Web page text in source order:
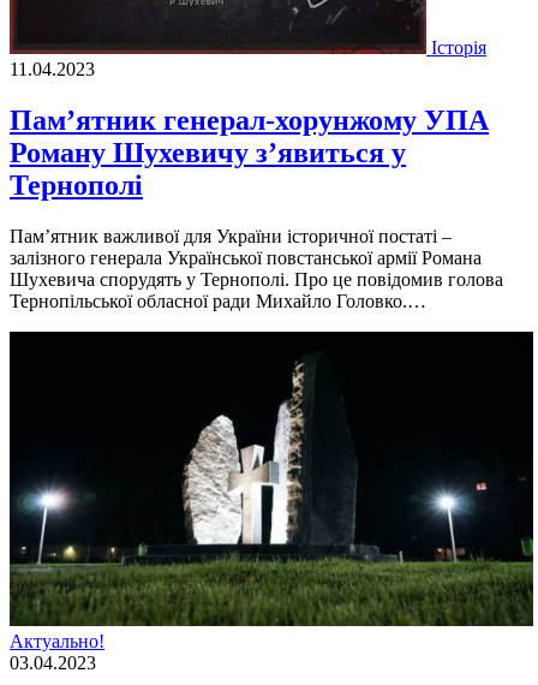
Історія
11.04.2023
Пам’ятник генерал-хорунжому УПА
Роману Шухевичу з’явиться у
Тернополі
Пам’ятник важливої для України iсторичної постатi –
залiзного генерала Української повстанської армiї Романа
Шухевича спорудять у Тернополi. Про це повiдомив голова
Тернопiльської обласної ради Михайло Головко.…
Актуально!
03.04.2023